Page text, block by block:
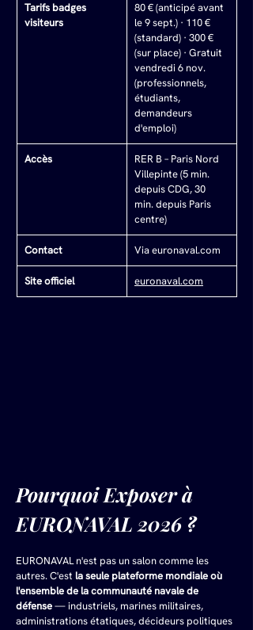
Tarifs badges
visiteurs
80 € (anticipé avant
le 9 sept.) · 110 €
(standard) · 300 €
(sur place) · Gratuit
vendredi 6 nov.
(professionnels,
étudiants,
demandeurs
d'emploi)
Accès
RER B – Paris Nord
Villepinte (5 min.
depuis CDG, 30
min. depuis Paris
centre)
Contact Via euronaval.com
Site officiel euronaval.com
Pourquoi Exposer à
EURONAVAL 2026 ?
EURONAVAL n'est pas un salon comme les
autres. C'est la seule plateforme mondiale où
l'ensemble de la communauté navale de
défense — industriels, marines militaires,
administrations étatiques, décideurs politiques